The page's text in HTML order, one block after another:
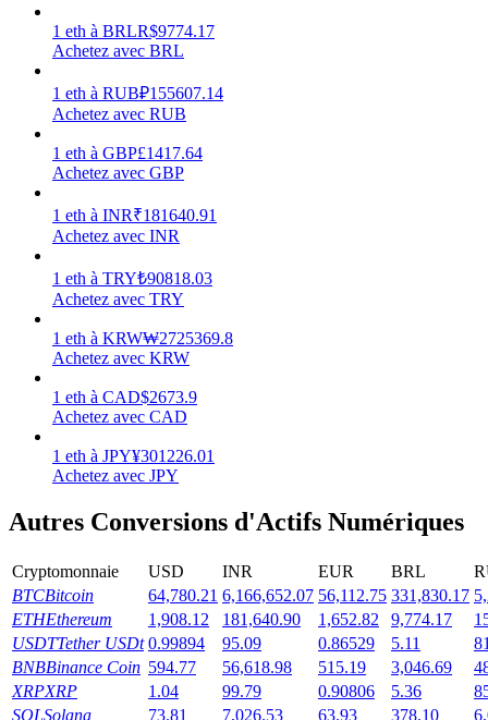
Stratégies de trading
Apprenez à rester rentable
Gagner
Gagnez quotidiennement des récompenses compétitives
1 eth à BRLR$9774.17
Achetez avec BRL
1 eth à RUB₽155607.14
Achetez avec RUB
1 eth à GBP£1417.64
Achetez avec GBP
1 eth à INR₹181640.91
Achetez avec INR
1 eth à TRY₺90818.03
Achetez avec TRY
1 eth à KRW₩2725369.8
Achetez avec KRW
1 eth à CAD$2673.9
Achetez avec CAD
1 eth à JPY¥301226.01
Achetez avec JPY
Autres Conversions d'Actifs Numériques
Cryptomonnaie USD INR EUR BRL
BTCBitcoin 64,780.21 6,166,652.07 56,112.75 331,830.17
ETHEthereum 1,908.12 181,640.90 1,652.82 9,774.17
USDTTether USDt 0.99894 95.09 0.86529 5.11
BNBBinance Coin 594.77 56,618.98 515.19 3,046.69
XRPXRP 1.04 99.79 0.90806 5.36
SOLSolana 73.81 7,026.53 63.93 378.10